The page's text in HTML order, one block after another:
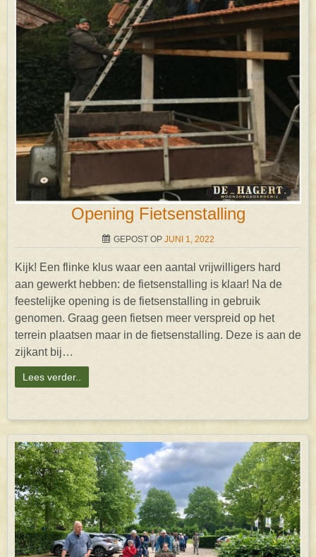
Opening Fietsenstalling
GEPOST OP JUNI 1, 2022
Kijk! Een flinke klus waar een aantal vrijwilligers hard
aan gewerkt hebben: de fietsenstalling is klaar! Na de
feestelijke opening is de fietsenstalling in gebruik
genomen. Graag geen fietsen meer verspreid op het
terrein plaatsen maar in de fietsenstalling. Deze is aan de
zijkant bij…
Lees verder..